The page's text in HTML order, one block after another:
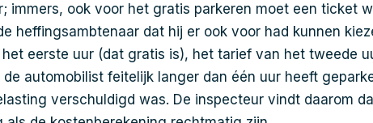
immers, ook voor het gratis parkeren moet een ticket
heffingsambtenaar dat hij er ook voor had kunnen
eerste uur (dat gratis is), het tarief van het tweede
de automobilist feitelijk langer dan één uur heeft
verschuldigd was. De inspecteur vindt daarom